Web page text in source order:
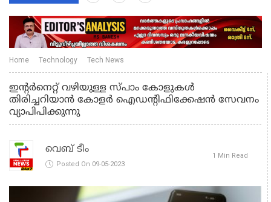
Home Technology Tech News
ഇന്റര്‍നെറ്റ് വഴിയുള്ള സ്പാം കോളുകള്‍
തിരിച്ചറിയാന്‍ കോളര്‍ ഐഡന്റിഫിക്കേഷന്‍ സേവനം
വ്യാപിപിക്കുന്നു
വെബ് ടീം
Posted On 09-05-2023
1 Min Read